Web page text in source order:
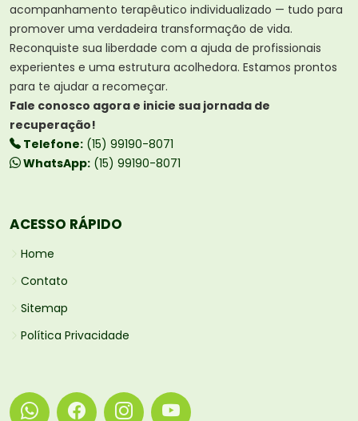
acompanhamento terapêutico individualizado — tudo para
promover uma verdadeira transformação de vida.
Reconquiste sua liberdade com a ajuda de profissionais
experientes e uma estrutura acolhedora. Estamos prontos
para te ajudar a recomeçar.
Fale conosco agora e inicie sua jornada de
recuperação!
Telefone: (15) 99190-8071
WhatsApp: (15) 99190-8071
ACESSO RÁPIDO
Home
Contato
Sitemap
Política Privacidade